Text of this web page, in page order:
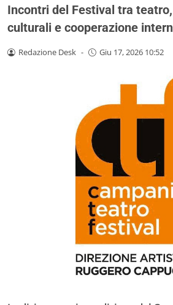
Incontri del Festival tra
culturali e cooperazione
Redazione Desk - Giu 17, 2026 10:52